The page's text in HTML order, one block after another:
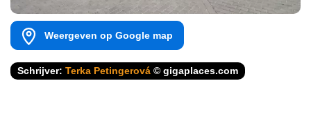
Weergeven op Google map
Schrijver: Terka Petingerová © gigaplaces.com